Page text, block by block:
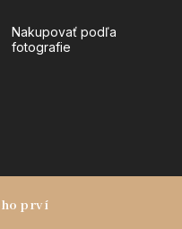
Nakupovať podľa
fotografie